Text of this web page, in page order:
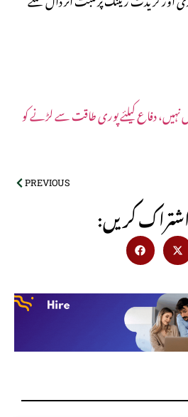
نہیں، دفاع کیلئے پوری طاقت سے لڑنے کو
PREVIOUS
کریں